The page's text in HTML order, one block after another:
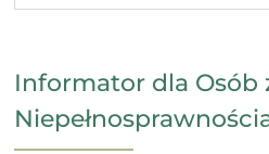
Informator dla Osób